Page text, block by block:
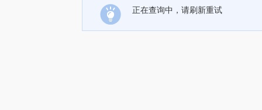
正在查询中，请刷新重试